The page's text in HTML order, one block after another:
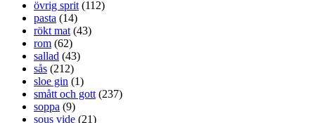
övrig sprit (112)
pasta (14)
rökt mat (43)
rom (62)
sallad (43)
sås (212)
sloe gin (1)
smått och gott (237)
soppa (9)
sous vide (21)